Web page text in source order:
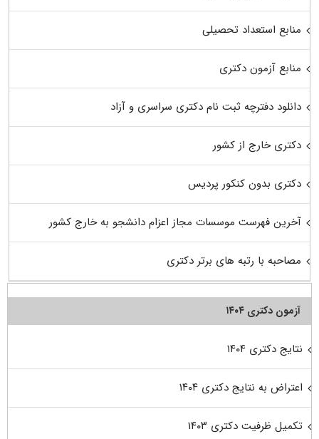
منابع استعداد تحصیلی
منابع آزمون دکتری
دانلود دفترچه ثبت نام دکتری سراسری و آزاد
دکتری خارج از کشور
دکتری بدون کنکور پردیس
آخرین فهرست موسسات مجاز اعزام دانشجو به خارج کشور
مصاحبه با رتبه های برتر دکتری
آزمون دکتری ۱۴۰۴
نتایج دکتری ۱۴۰۴
اعتراض به نتایج دکتری ۱۴۰۴
تکمیل ظرفیت دکتری ۱۴۰۳